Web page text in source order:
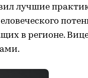
лучшие
в регионе.